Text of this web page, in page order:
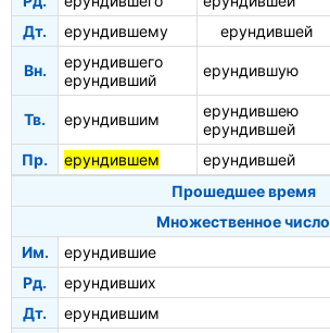
Дт.
ерундившему ерундившей
Вн.
ерундившего
ерундивший
ерундившую
Тв. ерундившим
ерундившею
ерундившей
Пр. ерундившем ерундившей
Прошедшее время
Множественное число
Им.
ерундившие
Рд.
ерундивших
Дт.
ерундившим